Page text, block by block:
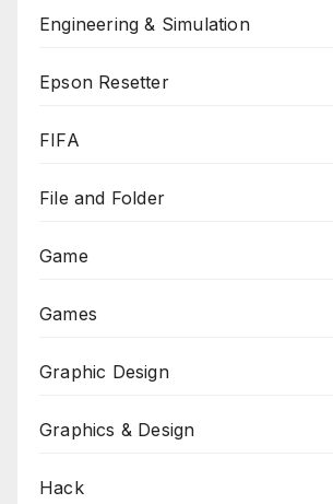
Engineering & Simulation
Epson Resetter
FIFA
File and Folder
Game
Games
Graphic Design
Graphics & Design
Hack